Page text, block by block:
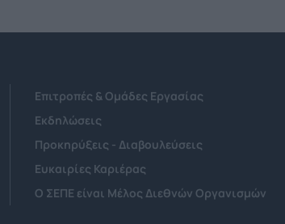
Επιτροπές & Ομάδες Εργασίας
Εκδηλώσεις
Προκηρύξεις - Διαβουλεύσεις
Ευκαιρίες Καριέρας
Ο ΣΕΠΕ είναι Μέλος Διεθνών Οργανισμών